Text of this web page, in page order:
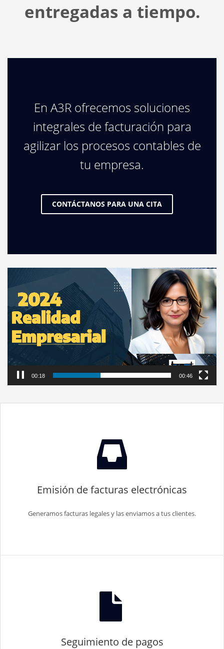
entregadas a tiempo.
En A3R ofrecemos soluciones
integrales de facturación para
agilizar los procesos contables de
tu empresa.
CONTÁCTANOS PARA UNA CITA
Player
00:19 00:46
Emisión de facturas electrónicas
Generamos facturas legales y las enviamos a tus clientes.
Seguimiento de pagos